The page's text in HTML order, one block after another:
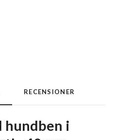
RECENSIONER
hundben i